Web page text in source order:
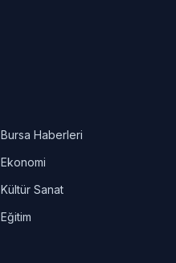
Bursa Haberleri
Ekonomi
Kültür Sanat
Eğitim